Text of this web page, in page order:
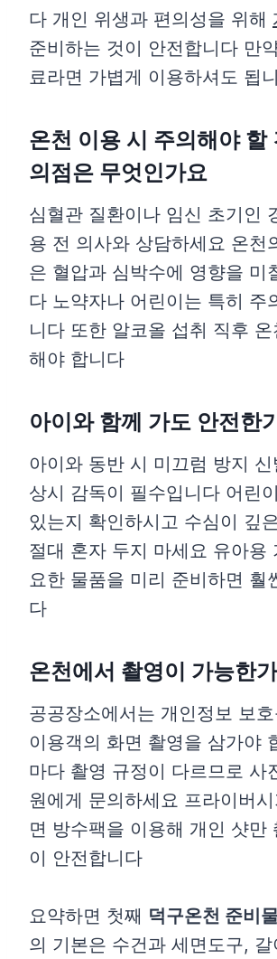
다 개인 위생과 편의성을 위해
준비하는 것이 안전합니다 만
료라면 가볍게 이용하셔도 됩
온천 이용 시 주의해야 할
의점은 무엇인가요
심혈관 질환이나 임신 초기인
용 전 의사와 상담하세요 온천
은 혈압과 심박수에 영향을 미
다 노약자나 어린이는 특히 주
니다 또한 알코올 섭취 직후
해야 합니다
아이와 함께 가도 안전한
아이와 동반 시 미끄럼 방지
상시 감독이 필수입니다 어린
있는지 확인하시고 수심이 깊
절대 혼자 두지 마세요 유아용
요한 물품을 미리 준비하면 훨
다
온천에서 촬영이 가능한
공공장소에서는 개인정보 보
이용객의 화면 촬영을 삼가야
마다 촬영 규정이 다르므로 사
원에게 문의하세요 프라이버
면 방수팩을 이용해 개인 샷만
이 안전합니다
요약하면 첫째 덕구온천 준비
의 기본은 수건과 세면도구, 갈